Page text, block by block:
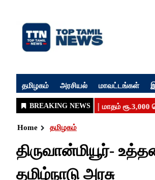
தமிழகம் அரசியல் மாவட்டங்கள்
Home தமிழகம்
திருவான்மியூர்-
தமிழ்நாடு அரசு